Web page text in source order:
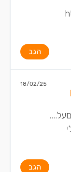
הגב
18/02/25
הגב